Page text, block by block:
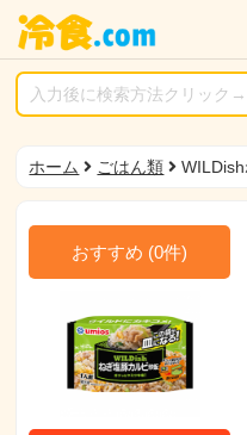
ホーム ごはん類
おすすめ (0件)